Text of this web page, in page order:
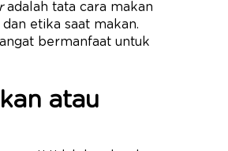
adalah tata cara makan
etika saat makan.
bermanfaat untuk
atau